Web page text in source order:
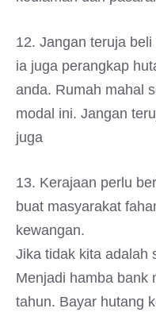
12. Jangan teruja
ia juga perangkap
anda. Rumah mahal
modal ini. Jangan
juga
13. Kerajaan perlu
buat masyarakat
kewangan.
Jika tidak kita adalah
Menjadi hamba bank
tahun. Bayar hutang